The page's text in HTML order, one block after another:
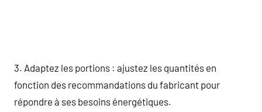
3. Adaptez les portions : ajustez les quantités en
fonction des recommandations du fabricant pour
répondre à ses besoins énergétiques.